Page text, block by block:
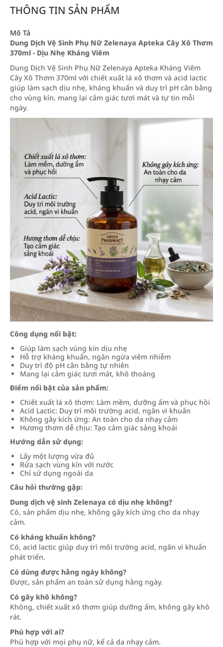
THÔNG TIN SẢN PHẨM
Mô Tả
Dung Dịch Vệ Sinh Phụ Nữ Zelenaya Apteka Cây Xô Thơm
370ml - Dịu Nhẹ Kháng Viêm
Dung Dịch Vệ Sinh Phụ Nữ Zelenaya Apteka Kháng Viêm
Cây Xô Thơm 370ml với chiết xuất lá xô thơm và acid lactic
giúp làm sạch dịu nhẹ, kháng khuẩn và duy trì pH cân bằng
cho vùng kín, mang lại cảm giác tươi mát và tự tin mỗi
ngày.
Công dụng nổi bật:
Giúp làm sạch vùng kín dịu nhẹ
Hỗ trợ kháng khuẩn, ngăn ngừa viêm nhiễm
Duy trì độ pH cân bằng tự nhiên
Mang lại cảm giác tươi mát, khô thoáng
Điểm nổi bật của sản phẩm:
Chiết xuất lá xô thơm: Làm mềm, dưỡng ẩm và phục hồi
Acid Lactic: Duy trì môi trường acid, ngăn vi khuẩn
Không gây kích ứng: An toàn cho da nhạy cảm
Hương thơm dễ chịu: Tạo cảm giác sảng khoái
Hướng dẫn sử dụng:
Lấy một lượng vừa đủ
Rửa sạch vùng kín với nước
Chỉ sử dụng ngoài da
Câu hỏi thường gặp:
Dung dịch vệ sinh Zelenaya có dịu nhẹ không?
Có, sản phẩm dịu nhẹ, không gây kích ứng cho da nhạy
cảm.
Có kháng khuẩn không?
Có, acid lactic giúp duy trì môi trường acid, ngăn vi khuẩn
phát triển.
Có dùng được hằng ngày không?
Được, sản phẩm an toàn sử dụng hằng ngày.
Có gây khô không?
Không, chiết xuất xô thơm giúp dưỡng ẩm, không gây khô
rát.
Phù hợp với ai?
Phù hợp với mọi phụ nữ, kể cả da nhạy cảm.